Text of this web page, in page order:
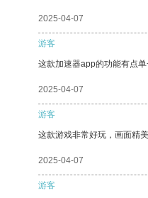
2025-04-07
游客
这款加速器app的功能有点
2025-04-07
游客
这款游戏非常好玩，画面精美
2025-04-07
游客